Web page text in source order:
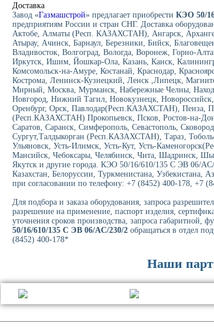
Доставка
Завод «Газмашстрой» предлагает приобрести КЭО 50/
предприятиям России и стран СНГ. Доставка
Актобе, Алматы (Респ. КАЗАХСТАН), Ангарск,
Атырау, Ачинск, Барнаул, Березники, Бийск,
Владивосток, Волгоград, Вологда, Воронеж, Горно-
Иркутск, Ишим, Йошкар-Ола, Казань, Канск,
Комсомольск-на-Амуре, Костанай, Краснодар,
Кострома, Ленинск-Кузнецкий, Ленск ,Липецк,
Мирный, Москва, Мурманск, Набережные Челны,
Новгород, Нижний Тагил, Новокузнецк,
Оренбург, Орск, Павлодар(Респ.КАЗАХСТАН), Пенза,
(Респ.КАЗАХСТАН) Прокопьевск, Псков, Ростов-на-
Саратов, Саранск, Симферополь, Севастополь,
Сургут,Талдыкорган (Респ.КАЗАХСТАН), Тараз,
Ульяновск, Усть-Илимск, Усть-Кут, Усть-
Мансийск, Чебоксары, Челябинск, Чита, Шадринск,
Якутск и другие города. КЭО 50/16/610/135 С ЭВ 06/AC/
Казахстан, Белоруссии, Туркменистана, Узбекистана,
при согласовании по телефону: +7 (8452) 400-178, +7
Для подбора и заказа оборудования, запроса
разрешение на применение, паспорт изделия,
уточнения сроков производства, запроса габаритной,
50/16/610/135 С ЭВ 06/AC/230/2обращаться в отдел
(8452) 400-178*
Наши